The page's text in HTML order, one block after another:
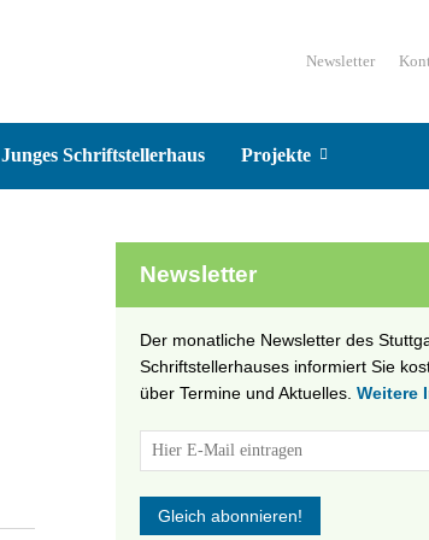
Newsletter
Junges Schriftstellerhaus Projekte
Newsletter
Der monatliche Newsletter des
Schriftstellerhauses informiert Sie
über Termine und Aktuelles. Weitere